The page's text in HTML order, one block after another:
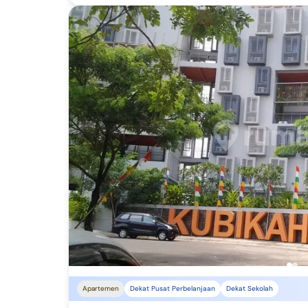
Papua Selatan
Apartemen Dekat Pusat Perbelanjaan Dekat Sekolah